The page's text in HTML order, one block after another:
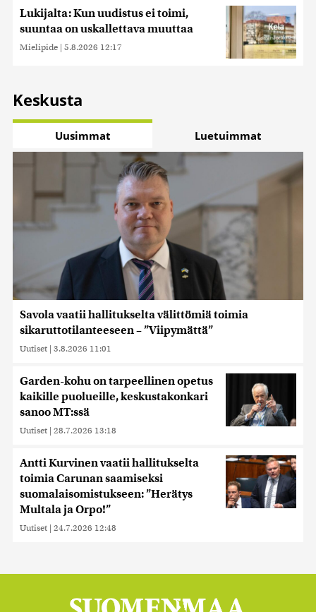
Lukijalta: Kun uudistus ei toimi,
suuntaa on uskallettava muuttaa
Mielipide | 5.8.2026 12:17
Keskusta
Uusimmat Luetuimmat
Savola vaatii hallitukselta välittömiä toimia
sikaruttotilanteeseen – ”Viipymättä”
Uutiset | 3.8.2026 11:01
Garden-kohu on tarpeellinen opetus
kaikille puolueille, keskustakonkari
sanoo MT:ssä
Uutiset | 28.7.2026 13:18
Antti Kurvinen vaatii hallitukselta
toimia Carunan saamiseksi
suomalaisomistukseen: ”Herätys
Multala ja Orpo!”
Uutiset | 24.7.2026 12:48